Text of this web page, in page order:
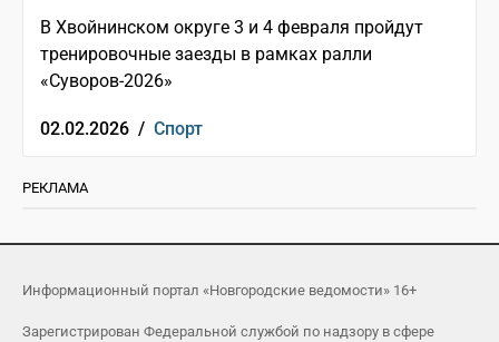
В Хвойнинском округе 3 и 4 февраля пройдут
тренировочные заезды в рамках ралли
«Суворов-2026»
02.02.2026 / Спорт
РЕКЛАМА
Информационный портал «Новгородские ведомости» 16+
Зарегистрирован Федеральной службой по надзору в сфере